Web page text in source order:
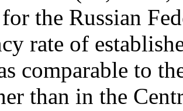
for the Russian
rate of
comparable to
than in the